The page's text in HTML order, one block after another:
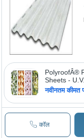
PolyroofÂ®
Sheets -
Superior
90% Light
नवीनतम कीमत
कॉल